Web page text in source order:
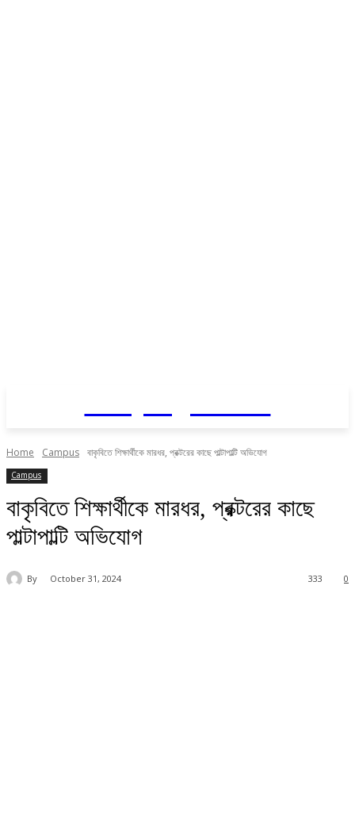
Home Campus বাকৃবিতে শিক্ষার্থীকে মারধর, প্রক্টরের কাছে পাল্টাপাল্টি অভিযোগ
Campus
বাকৃবিতে শিক্ষার্থীকে মারধর, প্রক্টরের কাছে
পাল্টাপাল্টি অভিযোগ
By October 31, 2024 0
333